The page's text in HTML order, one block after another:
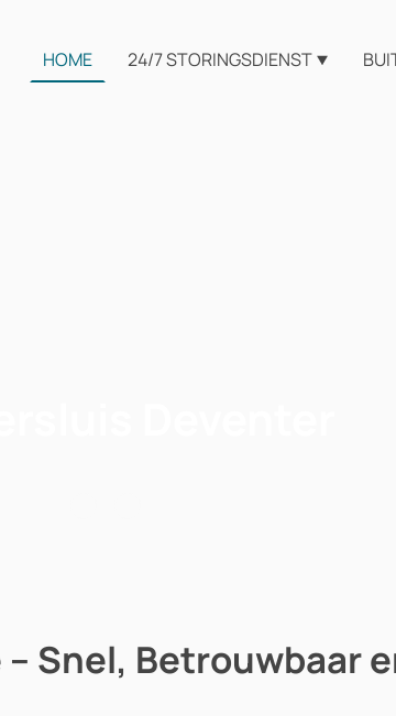
HOME 24/7 STORINGSDIENST
Snel, Betrouwbaar